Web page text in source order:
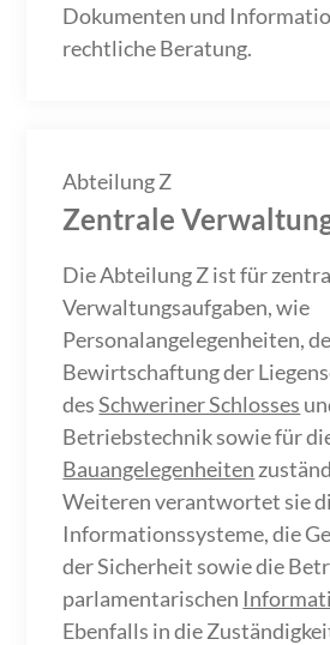
Dokumenten und
rechtliche Beratung.
Abteilung Z
Zentrale
Die Abteilung Z ist für
Verwaltungsaufgaben, wie
Personalangelegenheiten,
Bewirtschaftung der
desSchweriner Schlosses
Betriebstechnik sowie für
Bauangelegenheiten
Weiteren verantwortet sie
Informationssysteme, die
der Sicherheit sowie die
parlamentarischen
Ebenfalls in die